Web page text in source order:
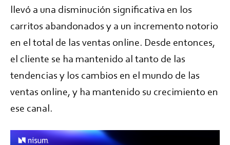
llevó a una disminución significativa en los
carritos abandonados y a un incremento notorio
en el total de las ventas online. Desde entonces,
el cliente se ha mantenido al tanto de las
tendencias y los cambios en el mundo de las
ventas online, y ha mantenido su crecimiento en
ese canal.